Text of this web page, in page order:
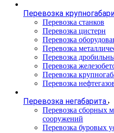
Перевозка
Перевозка станков
Перевозка цистерн
Перевозка
Перевозка
Перевозка
Перевозка
Перевозка
Перевозка
Перевозка негабарита
Перевозка сборных
сооружений
Перевозка буровых